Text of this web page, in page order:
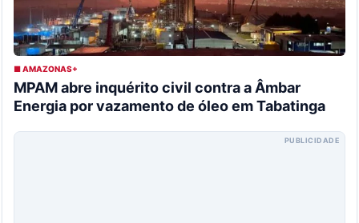
■ AMAZONAS+
MPAM abre inquérito civil contra a Âmbar
Energia por vazamento de óleo em Tabatinga
PUBLICIDADE